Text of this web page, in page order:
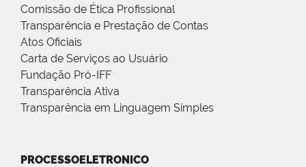
Comissão de Ética Profissional
Transparência e Prestação de Contas
Atos Oficiais
Carta de Serviços ao Usuário
Fundação Pró-IFF
Transparência Ativa
Transparência em Linguagem Simples
PROCESSOELETRONICO